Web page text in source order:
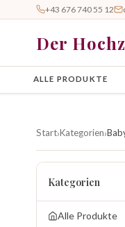
+43 676 740 55 12
Der
ALLE PRODUKTE
Start›Kategorien›
Kategorien
Alle Produkte